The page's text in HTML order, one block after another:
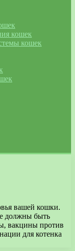
кошек
кошек
вашей кошки.
должны быть
вакцины против
для котенка